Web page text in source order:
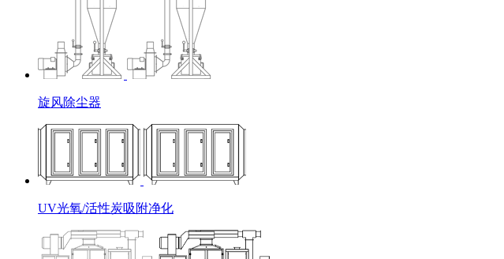
旋风除尘器
UV光氧/活性炭吸附净化